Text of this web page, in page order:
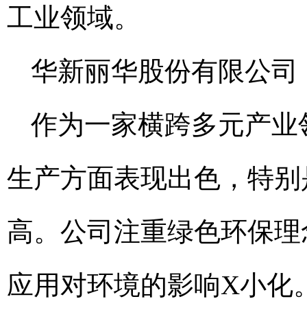
工业领域。
华新丽华股份有限公司
作为一家横跨多元产
生产方面表现出色，特
高。公司注重绿色环保
应用对环境的影响X小化